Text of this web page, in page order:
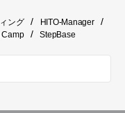
ング / HITO-Manager /
Camp / StepBase